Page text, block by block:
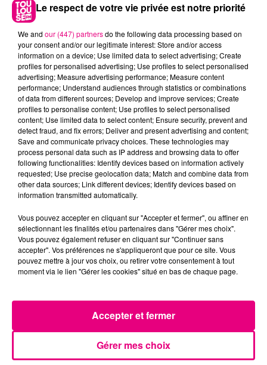
Cancer Lion Vierge
Balance Scorpion Sagittaire
LE TOP
1 2 3
Le respect de votre vie privée est notre priorité
We and our (447) partnersdo the following data processing based on
your consent and/or our legitimate interest: Store and/or access
information on a device; Use limited data to select advertising; Create
profiles for personalised advertising; Use profiles to select personalised
advertising; Measure advertising performance; Measure content
performance; Understand audiences through statistics or combinations
of data from different sources; Develop and improve services; Create
profiles to personalise content; Use profiles to select personalised
content; Use limited data to select content; Ensure security, prevent and
detect fraud, and fix errors; Deliver and present advertising and content;
Save and communicate privacy choices. These technologies may
process personal data such as IP address and browsing data to offer
following functionalities: Identify devices based on information actively
requested; Use precise geolocation data; Match and combine data from
other data sources; Link different devices; Identify devices based on
information transmitted automatically.
Vous pouvez accepter en cliquant sur "Accepter et fermer", ou affiner en
sélectionnant les finalités et/ou partenaires dans "Gérer mes choix".
Vous pouvez également refuser en cliquant sur "Continuer sans
accepter". Vos préférences ne s'appliqueront que pour ce site. Vous
pouvez mettre à jour vos choix, ou retirer votre consentement à tout
moment via le lien "Gérer les cookies" situé en bas de chaque page.
Gérer mes choix
Accepter et fermer